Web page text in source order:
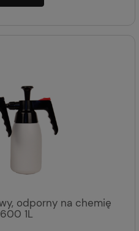
odporny na chemię
1L